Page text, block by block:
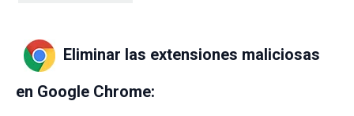
Eliminar las extensiones maliciosas
en Google Chrome: